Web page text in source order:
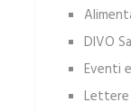
DIVO
Eventi